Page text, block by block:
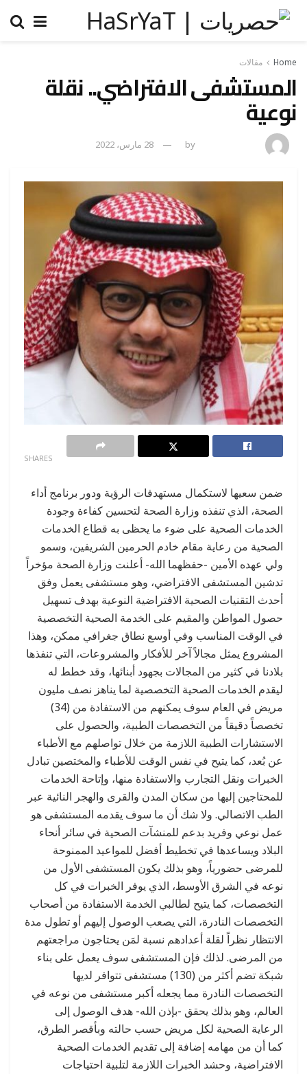
Home مقالات
المستشفى الافتراضي.. نقلة
نوعية
by 28 مارس، 2022
SHARES
ضمن سعيها لاستكمال مستهدفات الرؤية ودور برنامج أداء
الصحة، الذي تنفذه وزارة الصحة لتحسين كفاءة وجودة
الخدمات الصحية على ضوء ما يحظى به قطاع الخدمات
الصحية من رعاية مقام خادم الحرمين الشريفين، وسمو
ولي عهده الأمين -حفظهما الله- أعلنت وزارة الصحة مؤخراً
تدشين المستشفى الافتراضي، وهو مستشفى يعمل وفق
أحدث التقنيات الصحية الافتراضية النوعية بهدف تسهيل
حصول المواطن والمقيم على الخدمة الصحية التخصصية
في الوقت المناسب وفي أوسع نطاق جغرافي ممكن، وهذا
المشروع يمثل مجالاً آخر للأفكار والمشروعات، التي تنفذها
بلادنا في كثير من المجالات بجهود أبنائها، وقد خطط له
ليقدم الخدمات الصحية التخصصية لما يناهز نصف مليون
مريض في العام سوف يمكنهم من الاستفادة من (34)
تخصصاً دقيقاً من التخصصات الطبية، والحصول على
الاستشارات الطبية اللازمة من خلال تواصلهم مع الأطباء
عن بُعد، كما يتيح في نفس الوقت للأطباء والمختصين تبادل
الخبرات ونقل التجارب والاستفادة منها، وإتاحة الخدمات
للمحتاجين إليها من سكان المدن والقرى والهجر النائية عبر
الطب الاتصالي. ولا شك أن ما سوف يقدمه المستشفى هو
عمل نوعي وفريد بدعم للمنشآت الصحية في سائر أنحاء
البلاد ويساعدها في تخطيط أفضل للمواعيد الممنوحة
للمرضى حضورياً، وهو بذلك يكون المستشفى الأول من
نوعه في الشرق الأوسط، الذي يوفر الخبرات في كل
التخصصات، كما يتيح لطالبي الخدمة الاستفادة من أصحاب
التخصصات النادرة، التي يصعب الوصول إليهم أو تطول مدة
الانتظار نظراً لقلة أعدادهم نسبة لمَن يحتاجون مراجعتهم
من المرضى. لذلك فإن المستشفى سوف يعمل على بناء
شبكة تضم أكثر من (130) مستشفى تتوافر لديها
التخصصات النادرة مما يجعله أكبر مستشفى من نوعه في
العالم، وهو بذلك يحقق -بإذن الله- هدف الوصول إلى
الرعاية الصحية لكل مريض حسب حالته وبأقصر الطرق،
كما أن من مهامه إضافة إلى تقديم الخدمات الصحية
الافتراضية، وحشد الخبرات اللازمة لتلبية احتياجات